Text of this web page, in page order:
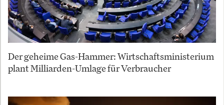
Der geheime Gas-Hammer: Wirtschaftsministerium
plant Milliarden-Umlage für Verbraucher